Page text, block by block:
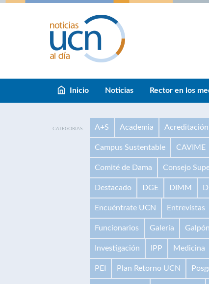
Inicio Noticias Rector en los
CATEGORIAS: A+S Academia Acreditación
Campus Sustentable CAVIME
Comité de Dama Consejo
Destacado DGE DIMM
Encuéntrate UCN Entrevistas
Funcionarios Galería
Investigación IPP Medicina
PEI Plan Retorno UCN